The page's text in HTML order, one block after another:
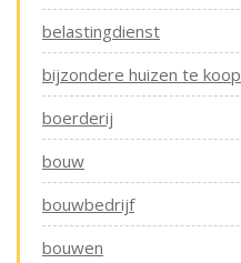
belastingdienst
bijzondere huizen te koop
boerderij
bouw
bouwbedrijf
bouwen